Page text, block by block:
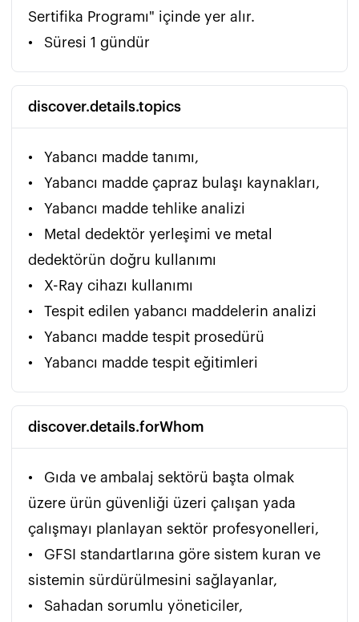
Sertifika Programı" içinde yer alır.
•	Süresi 1 gündür
discover.details.topics
•	Yabancı madde tanımı,
•	Yabancı madde çapraz bulaşı kaynakları,
•	Yabancı madde tehlike analizi
•	Metal dedektör yerleşimi ve metal
dedektörün doğru kullanımı
•	X-Ray cihazı kullanımı
•	Tespit edilen yabancı maddelerin analizi
•	Yabancı madde tespit prosedürü
•	Yabancı madde tespit eğitimleri
discover.details.forWhom
•	Gıda ve ambalaj sektörü başta olmak
üzere ürün güvenliği üzeri çalışan yada
çalışmayı planlayan sektör profesyonelleri,
•	GFSI standartlarına göre sistem kuran ve
sistemin sürdürülmesini sağlayanlar,
•	Sahadan sorumlu yöneticiler,